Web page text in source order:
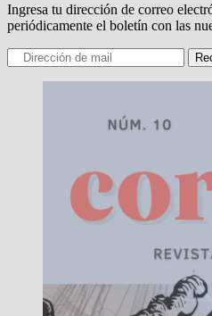
Ingresa tu dirección de correo
periódicamente el boletín con las